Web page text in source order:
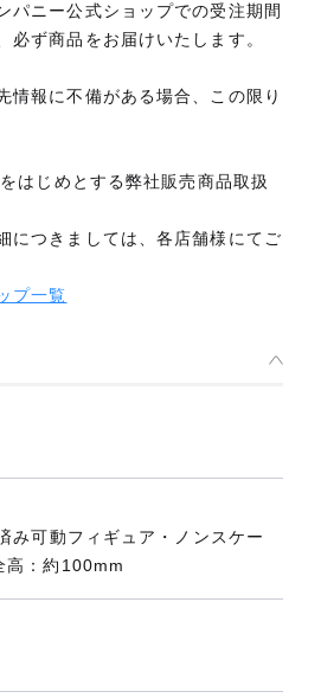
パニー公式ショップでの受注期間
必ず商品をお届けいたします。
情報に不備がある場合、この限り
はじめとする弊社販売商品取扱
につきましては、各店舗様にてご
プ一覧
み可動フィギュア・ノンスケー
高：約100mm